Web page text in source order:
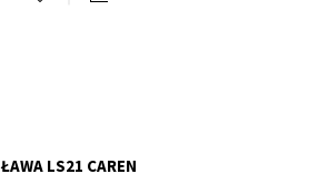
ŁAWA LS21 CAREN